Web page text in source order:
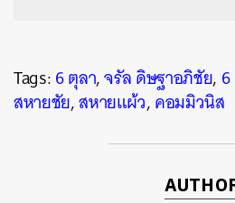
Tags:6 ตุลา,จรัล ดิษฐาอภิชัย,
สหายชัย,สหายแผ้ว,คอมมิวนิส